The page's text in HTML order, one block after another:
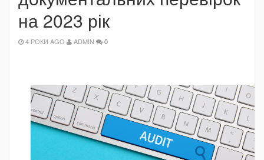
на 2023 рік
4 РОКИ AGO ADMIN 0